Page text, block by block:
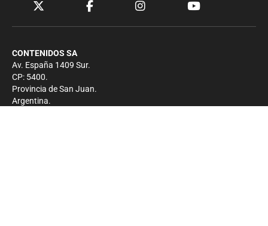
CONTENIDOS SA
Av. España 1409 Sur.
CP: 5400.
Provincia de San Juan.
Argentina.